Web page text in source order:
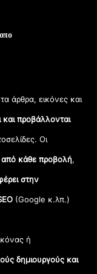
άρθρα, εικόνες και
και προβάλλονται
Οι
κάθε προβολή,
στην
(Google κ.λπ.)
ή
δημιουργούς και